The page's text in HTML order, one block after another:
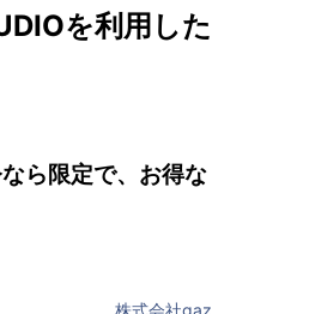
を利用した
ら限定で、お得な
株式会社gaz